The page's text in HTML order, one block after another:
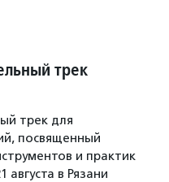
трек
трек для
посвященный
и практик
августа в Рязани